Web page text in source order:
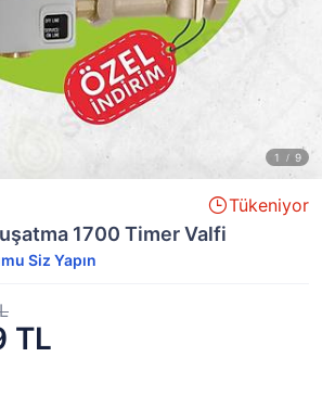
Tükeniyor
1700 Timer Valfi
Siz Yapın
TL